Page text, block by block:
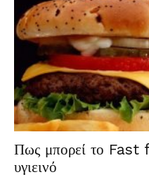
Πως μπορεί το Fast
υγιεινό